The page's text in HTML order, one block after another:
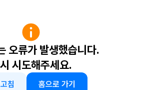
오류가 발생했습니다.
시도해주세요.
침 홈으로 가기